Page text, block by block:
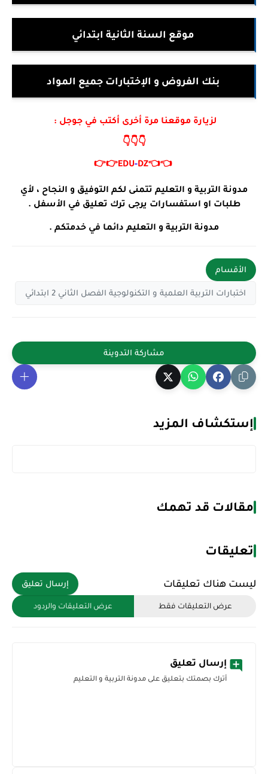
موقع السنة الثانية ابتدائي
بنك الفروض و الإختبارات جميع المواد
لزيارة موقعنا مرة أخرى أكتب في جوجل :
👇👇👇
👈👈
EDU-DZ
👉👉
مدونة التربية و التعليم تتمنى لكم التوفيق و النجاح ، لأي
طلبات او استفسارات يرجى ترك تعليق في الأسفل .
مدونة التربية و التعليم دائما في خدمتكم .
الأقسام
اختبارات التربية العلمية و التكنولوجية الفصل الثاني 2 ابتدائي
إستكشاف المزيد
مقالات قد تهمك
تعليقات
ليست هناك تعليقات إرسال تعليق
عرض التعليقات فقط عرض التعليقات والردود
إرسال تعليق
أترك بصمتك بتعليق على مدونة التربية و التعليم